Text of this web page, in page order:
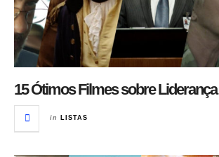
15 Ótimos Filmes sobre Liderança
in LISTAS